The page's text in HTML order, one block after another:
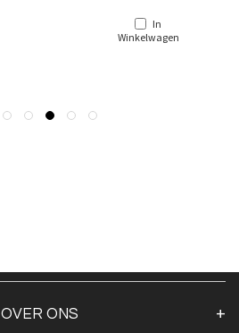
In
Winkelwagen
OVER ONS